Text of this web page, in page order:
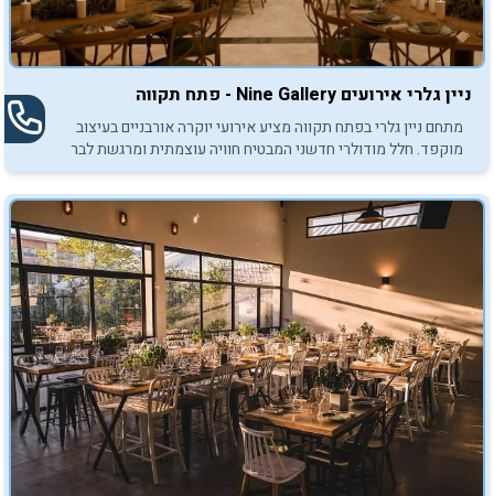
ניין גלרי אירועים Nine Gallery - פתח תקווה
מתחם ניין גלרי בפתח תקווה מציע אירועי יוקרה אורבניים בעיצוב
מוקפד. חלל מודולרי חדשני המבטיח חוויה עוצמתית ומרגשת לבר
ובת מצווה.